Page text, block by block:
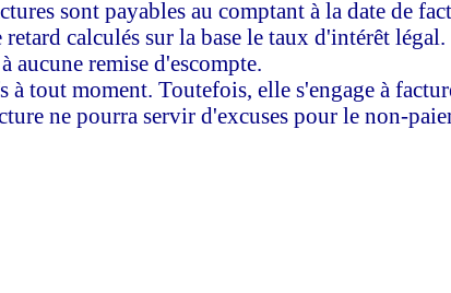
sont payables au comptant à la date de
calculés sur la base le taux d'intérêt légal.
aucune remise d'escompte.
tout moment. Toutefois, elle s'engage à
ne pourra servir d'excuses pour le non-